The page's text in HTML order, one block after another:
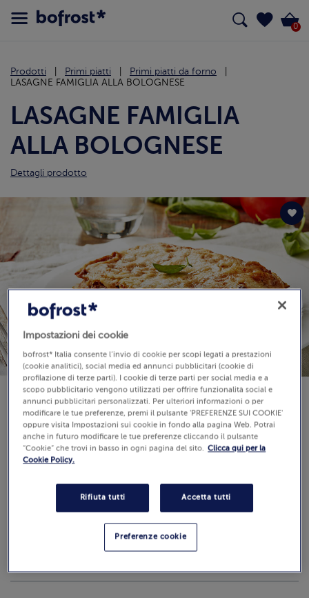
0
Prodotti Primi piatti
Primi piatti da forno
LASAGNE FAMIGLIA ALLA BOLOGNESE
LASAGNE FAMIGLIA
ALLA BOLOGNESE
Dettagli prodotto
Disponibilità
€ 21,99
Pezzi: 2
Aggiungi al carrello
Impostazioni dei cookie
bofrost* Italia consente l’invio di cookie per scopi legati a prestazioni
(cookie analitici), social media ed annunci pubblicitari (cookie di
profilazione di terze parti). I cookie di terze parti per social media e a
scopo pubblicitario vengono utilizzati per offrire funzionalità social e
annunci pubblicitari personalizzati. Per ulteriori informazioni o per
modificare le tue preferenze, premi il pulsante 'PREFERENZE SUI COOKIE'
oppure visita Impostazioni sui cookie in fondo alla pagina Web. Potrai
anche in futuro modificare le tue preferenze cliccando il pulsante
“Cookie” che trovi in basso in ogni pagina del sito. Clicca qui per la
Cookie Policy.
Rifiuta tutti Accetta tutti
Preferenze cookie